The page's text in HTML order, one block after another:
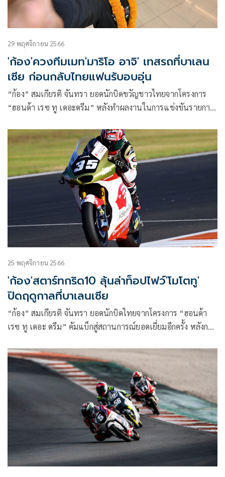
29 พฤศจิกายน 2566
'ก้อง'ควงทีมเมท'มาริโอ อาจิ' เทสรถที่บาเลน
เซีย ก่อนกลับไทยแฟนรับอบอุ่น
“ก้อง” สมเกียรติ จันทรา ยอดนักบิดขวัญชาวไทยจากโครงการ
“ฮอนด้า เรซ ทู เดอะดรีม” หลังทำผลงานในการแข่งขันรายการ
สเปน ได้อย่างยอดเยี่ยมเมื่อสุดสัปดาห์ที่ผ่านมา ด้วยการคว้า
อันดับที่ 5 ซึ่งเป็นรองแค่นักแข่งเจ้าถิ่นสเปนเท่านั้น และจบ
ฤดูกาลรั้งอันดับ 6 โมโตทู 2023 สร้างประวัติศาสตร์นักบิดไทยทำ
อันดับโลกได้สูงที่สุดที่เคยมีมา โดยเมื่อวันจันทร์ที่ 27 พฤศจิกายน
ที่ผ่านมา มีการทดสอบในรุ่นโมโต 2 อย่างต่อเนื่องทันที
25 พฤศจิกายน 2566
'ก้อง'สตาร์ทกริด10 ลุ้นล่าท็อปไฟว์'โมโตทู'
ปิดฤดูกาลที่บาเลนเซีย
“ก้อง” สมเกียรติ จันทรา ยอดนักบิดไทยจากโครงการ “ฮอนด้า
เรซ ทู เดอะ ดรีม” คัมแบ็กสู่สถานการณ์ยอดเยี่ยมอีกครั้ง หลังกด
ในรายการ บาเลนเซีย กรังด์ปรีซ์ ก่อนลุ้นล่าท็อปไฟว์ของโลกวัน
อาทิตย์นี้ที่ เซอร์กิต ริคาร์โด ตอร์โม เมืองบาเลนเซีย ประเทศ